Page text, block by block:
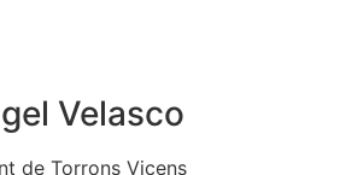
Velasco
de Torrons Vicens